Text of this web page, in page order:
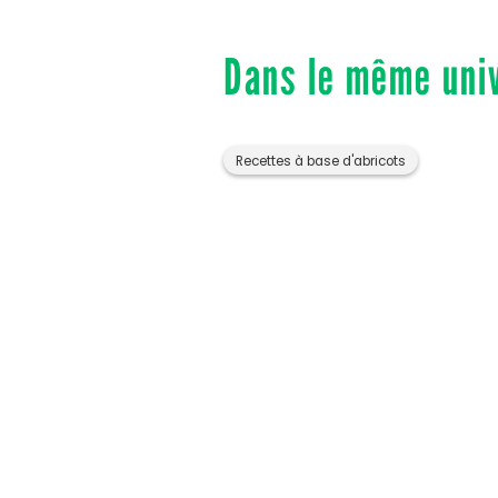
Dans le même
Recettes à base d'abricots